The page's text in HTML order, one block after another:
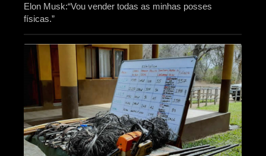
Elon Musk:“Vou vender todas as minhas posses
físicas.”